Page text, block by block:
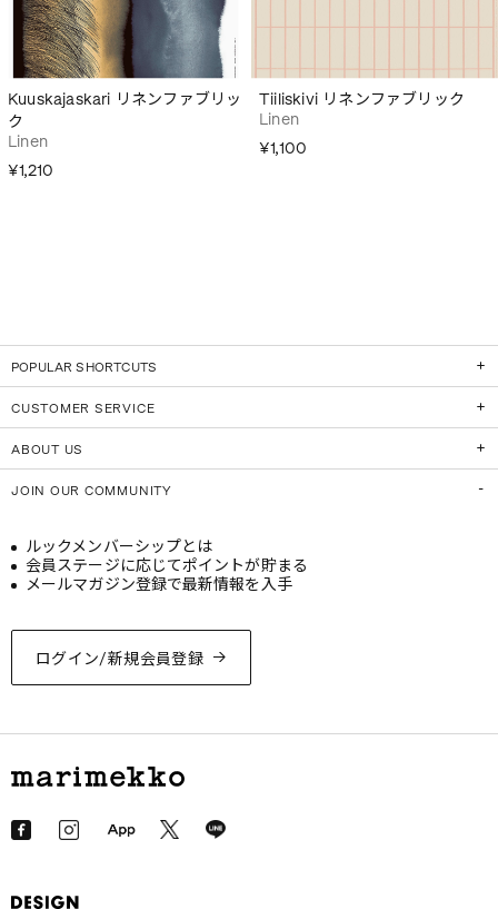
Kuuskajaskari リネンファブリッ
ク
Linen
¥1,210
Tiiliskivi リネンファブリック
Linen
¥1,100
POPULAR SHORTCUTS
CUSTOMER SERVICE
ABOUT US
JOIN OUR COMMUNITY
ログイン/新規会員登録
ルックメンバーシップとは
会員ステージに応じてポイントが貯まる
メールマガジン登録で最新情報を入手